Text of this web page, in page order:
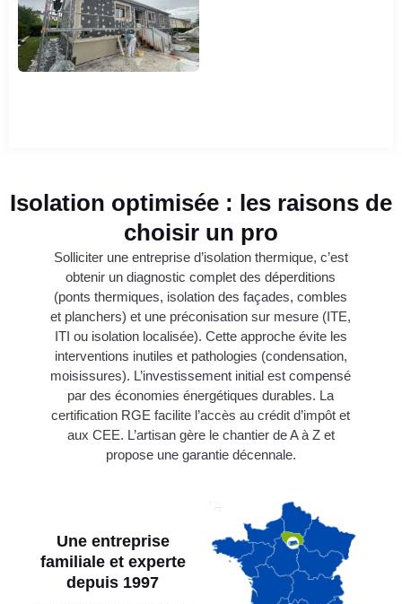
Isolation optimisée : les raisons de
choisir un pro
Solliciter une entreprise d’isolation thermique, c’est
obtenir un diagnostic complet des déperditions
(ponts thermiques, isolation des façades, combles
et planchers) et une préconisation sur mesure (ITE,
ITI ou isolation localisée). Cette approche évite les
interventions inutiles et pathologies (condensation,
moisissures). L’investissement initial est compensé
par des économies énergétiques durables. La
certification RGE facilite l’accès au crédit d’impôt et
aux CEE. L’artisan gère le chantier de A à Z et
propose une garantie décennale.
Une entreprise
familiale et experte
depuis 1997